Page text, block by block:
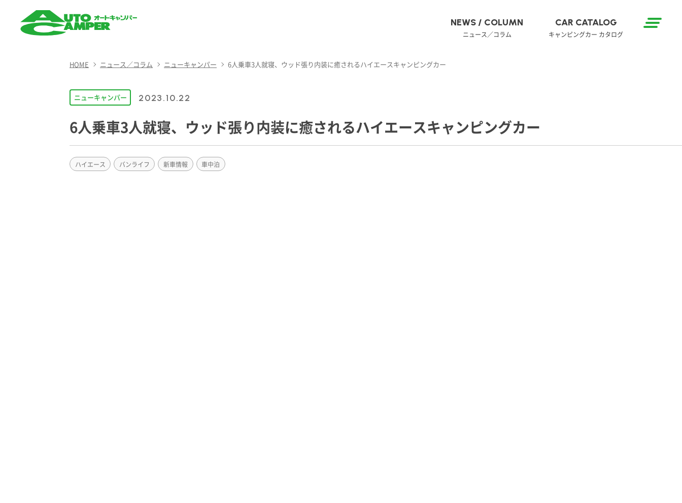
キャンパー）
NEWS / COLUMN
ニュース／コラム
CAR CATALOG
キャンピングカー カタログ
HOME ニュース／コラム ニューキャンパー 6人乗車3人就寝、ウッド張り内装に癒されるハイエースキャンピングカー
ニューキャンパー 2023.10.22
6人乗車3人就寝、ウッド張り内装に癒されるハイエースキャンピングカー
ハイエース バンライフ 新車情報 車中泊